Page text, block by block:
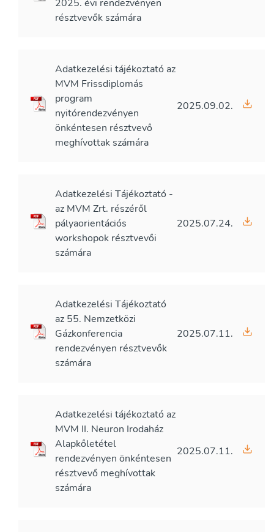
2025. évi rendezvényen
résztvevők számára
Adatkezelési tájékoztató az
MVM Frissdiplomás
program
nyitórendezvényen
önkéntesen résztvevő
meghívottak számára
2025.09.02.
Adatkezelési Tájékoztató -
az MVM Zrt. részéről
pályaorientációs
workshopok résztvevői
számára
2025.07.24.
Adatkezelési Tájékoztató
az 55. Nemzetközi
Gázkonferencia
rendezvényen résztvevők
számára
2025.07.11.
Adatkezelési tájékoztató az
MVM II. Neuron Irodaház
Alapkőletétel
rendezvényen önkéntesen
résztvevő meghívottak
számára
2025.07.11.